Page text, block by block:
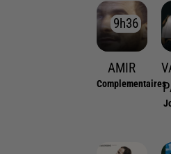
9h36
9h36
AMIR
Complementaires